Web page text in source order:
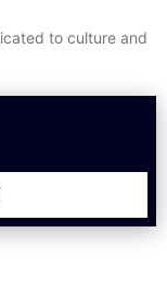
to culture and